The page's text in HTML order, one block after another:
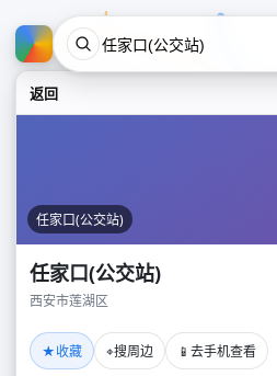
返回
任家口(公交站)
任家口(公交站)
西安市莲湖区
★收藏 ⌖搜周边 📱 去手机查看